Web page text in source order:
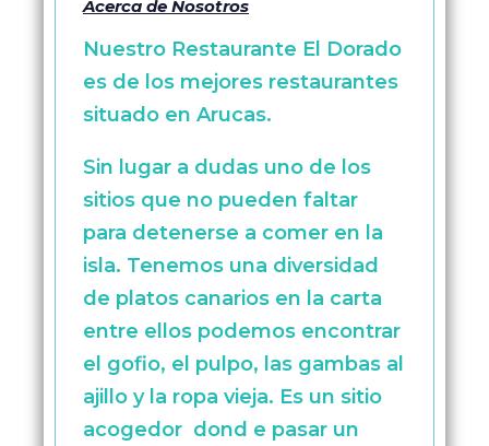
Acerca de Nosotros
Nuestro Restaurante El Dorado
es de los mejores restaurantes
situado en Arucas.
Sin lugar a dudas uno de los
sitios que no pueden faltar
para detenerse a comer en la
isla. Tenemos una diversidad
de platos canarios en la carta
entre ellos podemos encontrar
el gofio, el pulpo, las gambas al
ajillo y la ropa vieja. Es un sitio
acogedor dond e pasar un